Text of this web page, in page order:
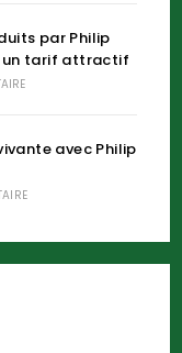
par Philip
un tarif attractif
avec Philip